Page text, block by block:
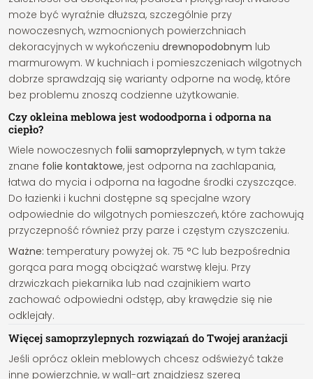
może być wyraźnie dłuższa, szczególnie przy
nowoczesnych, wzmocnionych powierzchniach
dekoracyjnych w wykończeniu drewnopodobnym lub
marmurowym. W kuchniach i pomieszczeniach wilgotnych
dobrze sprawdzają się warianty odporne na wodę, które
bez problemu znoszą codzienne użytkowanie.
Czy okleina meblowa jest wodoodporna i odporna na
ciepło?
Wiele nowoczesnych folii samoprzylepnych, w tym także
znane folie kontaktowe, jest odporna na zachlapania,
łatwa do mycia i odporna na łagodne środki czyszczące.
Do łazienki i kuchni dostępne są specjalne wzory
odpowiednie do wilgotnych pomieszczeń, które zachowują
przyczepność również przy parze i częstym czyszczeniu.
Ważne: temperatury powyżej ok. 75 °C lub bezpośrednia
gorąca para mogą obciążać warstwę kleju. Przy
drzwiczkach piekarnika lub nad czajnikiem warto
zachować odpowiedni odstęp, aby krawędzie się nie
odklejały.
Więcej samoprzylepnych rozwiązań do Twojej aranżacji
Jeśli oprócz oklein meblowych chcesz odświeżyć także
inne powierzchnie, w wall-art znajdziesz szereg